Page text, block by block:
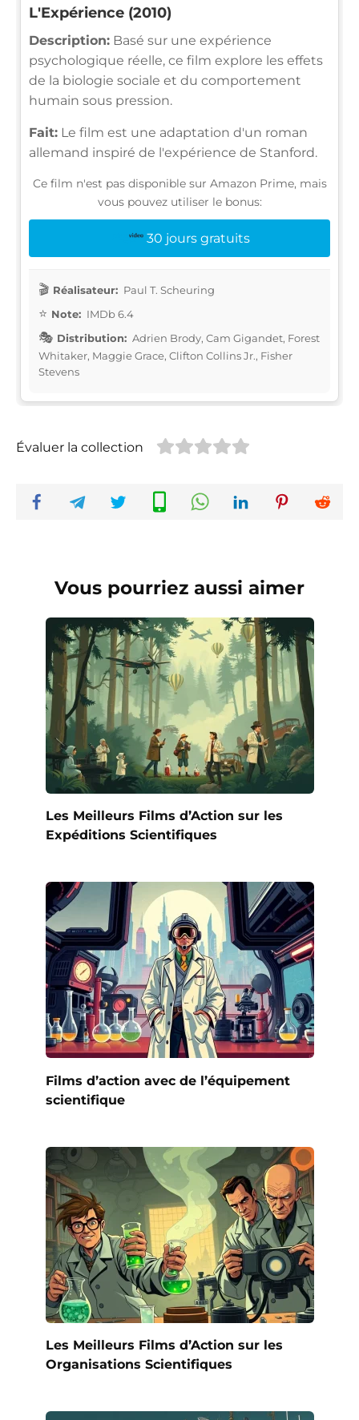
L'Expérience (2010)
Description: Basé sur une expérience
psychologique réelle, ce film explore les effets
de la biologie sociale et du comportement
humain sous pression.
Fait: Le film est une adaptation d'un roman
allemand inspiré de l'expérience de Stanford.
Ce film n'est pas disponible sur Amazon Prime, mais
vous pouvez utiliser le bonus:
30 jours gratuits
Réalisateur: Paul T. Scheuring
Note: IMDb 6.4
Distribution: Adrien Brody, Cam Gigandet, Forest
Whitaker, Maggie Grace, Clifton Collins Jr., Fisher
Stevens
Évaluer la collection
Vous pourriez aussi aimer
Les Meilleurs Films d’Action sur les
Expéditions Scientifiques
Films d’action avec de l’équipement
scientifique
Les Meilleurs Films d’Action sur les
Organisations Scientifiques